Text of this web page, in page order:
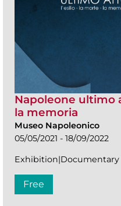
Napoleone ultimo
la memoria
Museo Napoleonico
05/05/2021 - 18/09/2022
Exhibition|Documentary
Free